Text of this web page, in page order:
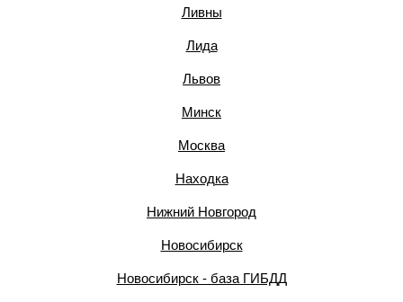
Ливны
Лида
Львов
Минск
Москва
Находка
Нижний Новгород
Новосибирск
Новосибирск - база ГИБДД